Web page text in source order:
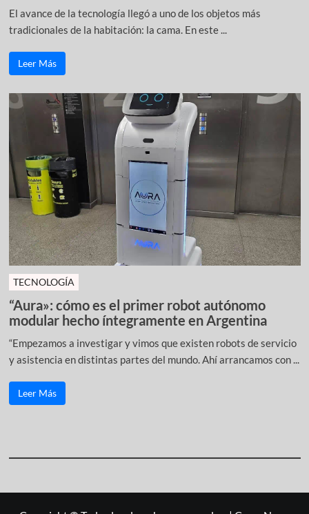
El avance de la tecnología llegó a uno de los objetos más
tradicionales de la habitación: la cama. En este ...
Leer Más
TECNOLOGÍA
“Aura»: cómo es el primer robot autónomo
modular hecho íntegramente en Argentina
“Empezamos a investigar y vimos que existen robots de servicio
y asistencia en distintas partes del mundo. Ahí arrancamos con ...
Leer Más